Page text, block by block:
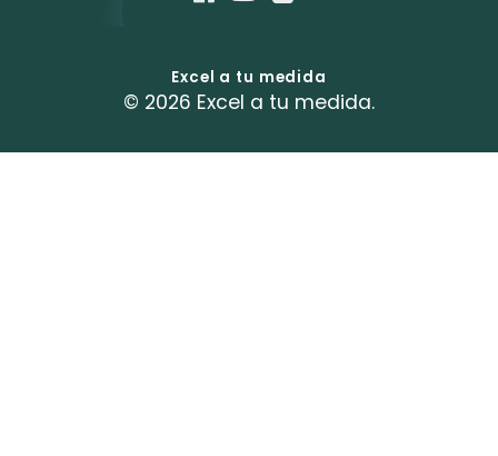
Excel a tu medida
© 2026 Excel a tu medida.